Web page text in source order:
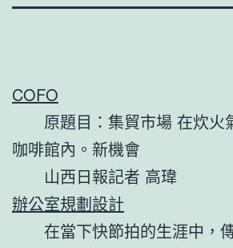
COFO
原題目：集貿市場 在炊火
咖啡館內。新機會
山西日報記者 高瑋
辦公室規劃設計
在當下快節拍的生涯中，